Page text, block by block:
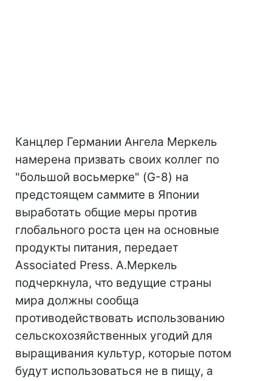
Канцлер Германии Ангела Меркель
намерена призвать своих коллег по
"большой восьмерке" (G-8) на
предстоящем саммите в Японии
выработать общие меры против
глобального роста цен на основные
продукты питания, передает
Associated Press. А.Меркель
подчеркнула, что ведущие страны
мира должны сообща
противодействовать использованию
сельскохозяйственных угодий для
выращивания культур, которые потом
будут использоваться не в пищу, а